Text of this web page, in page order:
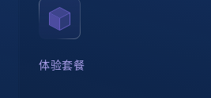
Crunchbase companies
Name, URL, ID, Cb rank,
体验套餐